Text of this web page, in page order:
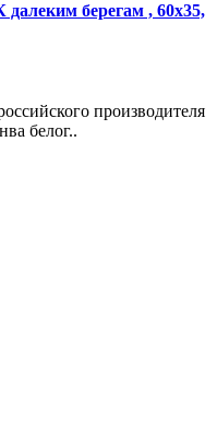
берегам , 60x35,
производителя
белог..